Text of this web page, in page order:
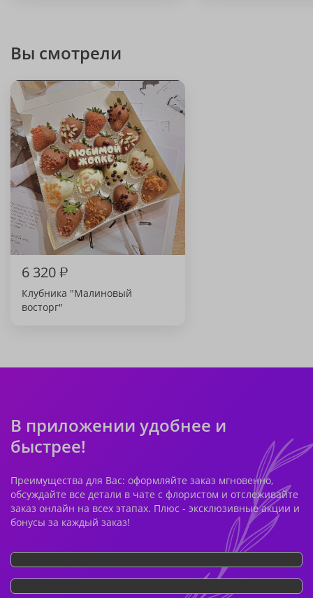
Вы смотрели
6 320₽
Клубника "Малиновый
восторг"
В приложении удобнее и
быстрее!
Преимущества для Вас: оформляйте заказ мгновенно,
обсуждайте все детали в чате с флористом и отслеживайте
заказ онлайн на всех этапах. Плюс - эксклюзивные акции и
бонусы за каждый заказ!